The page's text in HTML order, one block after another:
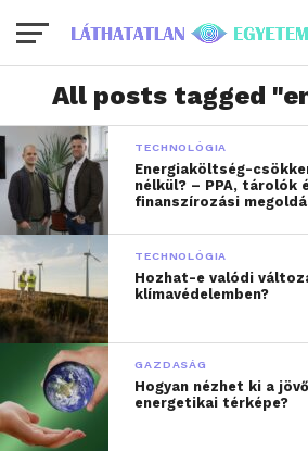
All posts tagged
TECHNOLÓGIA
Energiaköltség-
nélkül? – PPA, tárolók
finanszírozási
TECHNOLÓGIA
Hozhat-e valódi
klímavédelemben?
GAZDASÁG
Hogyan nézhet ki a
energetikai térképe?